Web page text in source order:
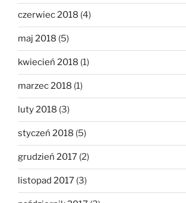
czerwiec 2018 (4)
maj 2018 (5)
kwiecień 2018 (1)
marzec 2018 (1)
luty 2018 (3)
styczeń 2018 (5)
grudzień 2017 (2)
listopad 2017 (3)